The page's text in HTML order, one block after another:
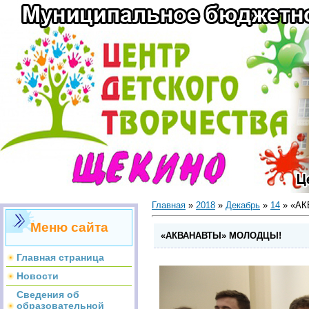
Меню сайта
Главная страница
Новости
Сведения об
образовательной
Главная » 2018 » Декабрь » 14 »
«АКВАНАВТЫ» МОЛОДЦЫ!